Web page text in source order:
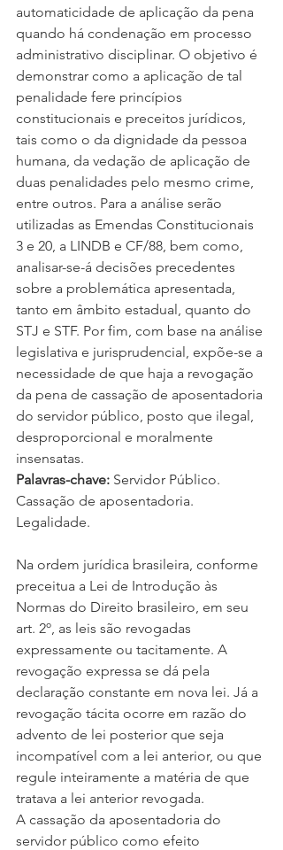
automaticidade de aplicação da pena
quando há condenação em processo
administrativo disciplinar. O objetivo é
demonstrar como a aplicação de tal
penalidade fere princípios
constitucionais e preceitos jurídicos,
tais como o da dignidade da pessoa
humana, da vedação de aplicação de
duas penalidades pelo mesmo crime,
entre outros. Para a análise serão
utilizadas as Emendas Constitucionais
3 e 20, a LINDB e CF/88, bem como,
analisar-se-á decisões precedentes
sobre a problemática apresentada,
tanto em âmbito estadual, quanto do
STJ e STF. Por fim, com base na análise
legislativa e jurisprudencial, expõe-se a
necessidade de que haja a revogação
da pena de cassação de aposentadoria
do servidor público, posto que ilegal,
desproporcional e moralmente
insensatas.
Palavras-chave: Servidor Público.
Cassação de aposentadoria.
Legalidade.
Na ordem jurídica brasileira, conforme
preceitua a Lei de Introdução às
Normas do Direito brasileiro, em seu
art. 2º, as leis são revogadas
expressamente ou tacitamente. A
revogação expressa se dá pela
declaração constante em nova lei. Já a
revogação tácita ocorre em razão do
advento de lei posterior que seja
incompatível com a lei anterior, ou que
regule inteiramente a matéria de que
tratava a lei anterior revogada.
A cassação da aposentadoria do
servidor público como efeito